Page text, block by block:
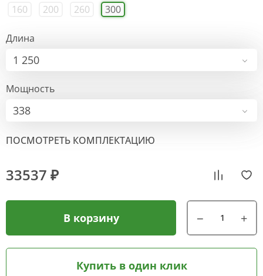
160
200 260 300
Длина
1 250
Мощность
338
ПОСМОТРЕТЬ КОМПЛЕКТАЦИЮ
33537 ₽
В корзину
Купить в один клик